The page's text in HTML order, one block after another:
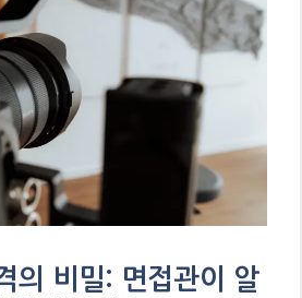
의 비밀: 면접관이 알